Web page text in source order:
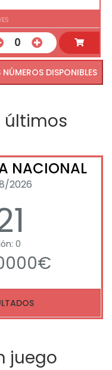
0
VER TODOS LOS NÚMEROS DISPONIBLES
últimos
NACIONAL
2026
0
juego